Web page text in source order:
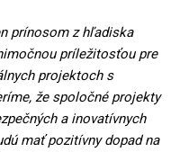
prínosom z hľadiska
príležitosťou pre
projektoch s
že spoločné projekty
a inovatívnych
mať pozitívny dopad na